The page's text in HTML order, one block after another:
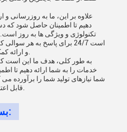
علاوه بر این، ما به روزرسانی و
دهیم تا اطمینان حاصل شود که
تکنولوژی و ویژگی ها به روز
است 24/7 برای پاسخ به هر
به طور کلی، هدف ما این است
خدمات را به شما ارائه دهیم تا
بسته بندی و حمل: